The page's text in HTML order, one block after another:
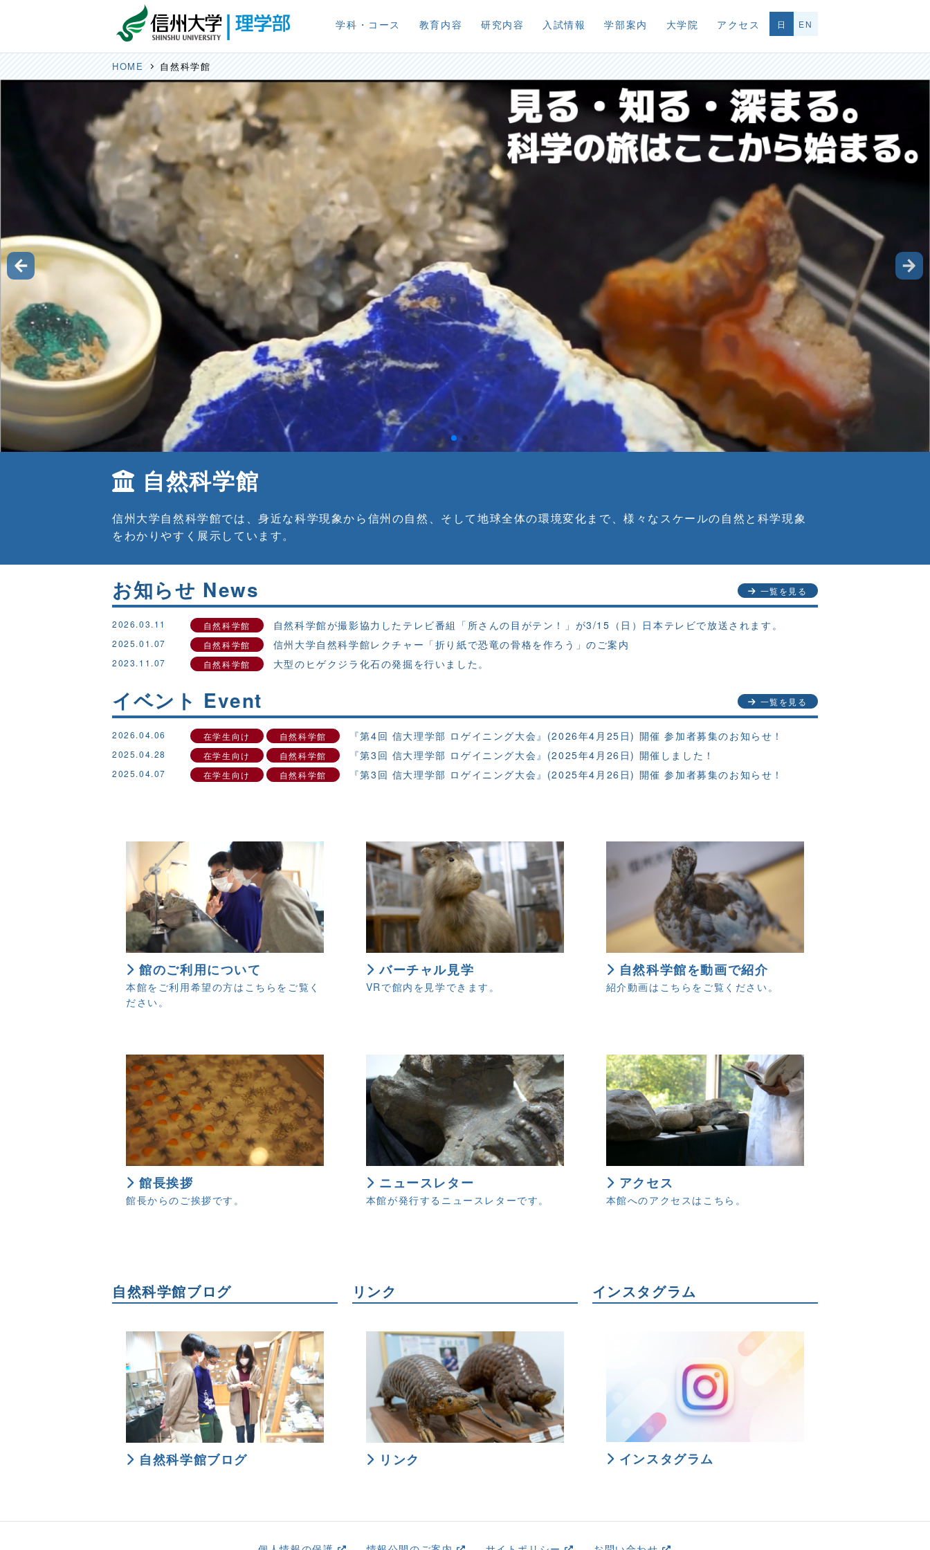
学科・コース 教育内容 研究内容 入試情報 学部案内 大学院 アクセス 日 EN
HOME 自然科学館
自然科学館
信州大学自然科学館では、身近な科学現象から信州の自然、そして地球全体の環境変化まで、様々なスケールの自然と科学現象
をわかりやすく展示しています。
お知らせ News 一覧を見る
2026.03.11 自然科学館 自然科学館が撮影協力したテレビ番組「所さんの目がテン！」が3/15（日）日本テレビで放送されます。
2025.01.07 自然科学館 信州大学自然科学館レクチャー「折り紙で恐竜の骨格を作ろう」のご案内
2023.11.07 自然科学館 大型のヒゲクジラ化石の発掘を行いました。
イベント Event 一覧を見る
2026.04.06 在学生向け 自然科学館 『第4回 信大理学部 ロゲイニング大会』(2026年4月25日) 開催 参加者募集のお知らせ！
2025.04.28 在学生向け 自然科学館 『第3回 信大理学部 ロゲイニング大会』(2025年4月26日) 開催しました！
2025.04.07 在学生向け 自然科学館 『第3回 信大理学部 ロゲイニング大会』(2025年4月26日) 開催 参加者募集のお知らせ！
館のご利用について
本館をご利用希望の方はこちらをご覧く
ださい。
バーチャル見学
VRで館内を見学できます。
自然科学館を動画で紹介
紹介動画はこちらをご覧ください。
館長挨拶
館長からのご挨拶です。
ニュースレター
本館が発行するニュースレターです。
アクセス
本館へのアクセスはこちら。
自然科学館ブログ
自然科学館ブログ
リンク
リンク
インスタグラム
インスタグラム